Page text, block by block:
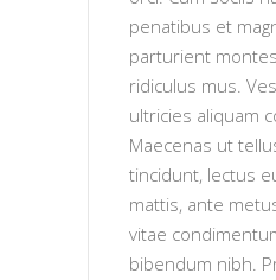
penatibus et
parturient
ridiculus mus.
ultricies aliquam
Maecenas ut
tincidunt, lectus
mattis, ante
vitae
bibendum nibh.